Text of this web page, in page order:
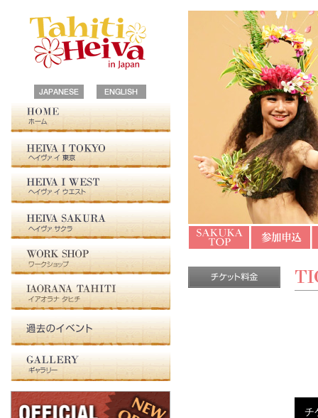
チ